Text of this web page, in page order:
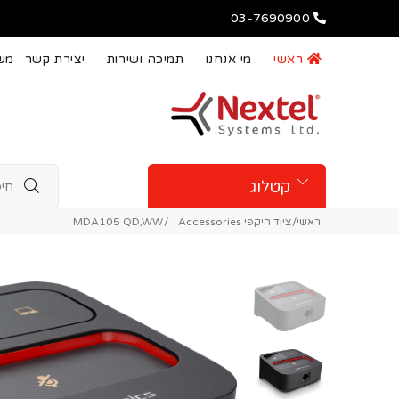
ראשי מי אנחנו תמיכה ושירות יצירת קשר
קטלוג
ראשי ציוד היקפי Accessories MDA105 QD,WW